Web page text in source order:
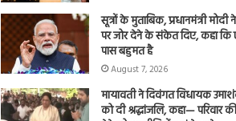
सूत्रों के मुताबिक, प्रधानमंत्री मोदी
पर जोर देने के संकेत दिए, कहा
पास बहुमत है
August 7, 2026
मायावती ने दिवंगत विधायक
को दी श्रद्धांजलि, कहा— परिवार